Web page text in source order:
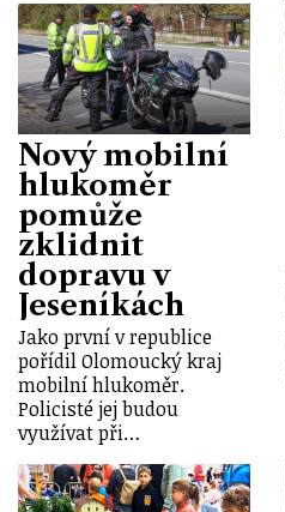
Nový mobilní
hlukoměr
pomůže
zklidnit
dopravu v
Jeseníkách
Jako první v republice
pořídil Olomoucký kraj
mobilní hlukoměr.
Policisté jej budou
využívat při…